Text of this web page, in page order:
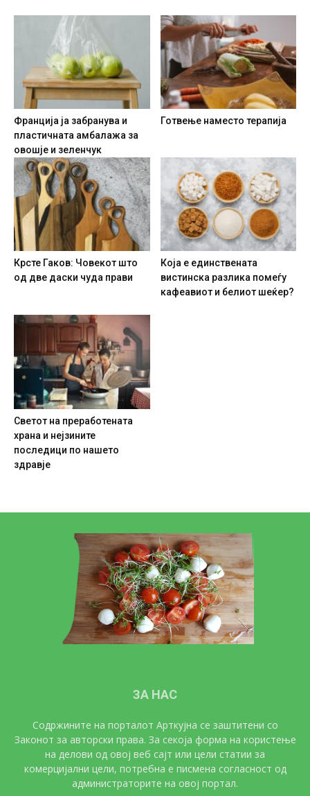
Франција ја забранува и
пластичната амбалажа за
овошје и зеленчук
Готвење наместо терапија
Крсте Гаков: Човекот што
од две даски чуда прави
Која е единствената
вистинска разлика помеѓу
кафеавиот и белиот шеќер?
Светот на преработената
храна и нејзините
последици по нашето
здравје
ЗА НАС
Содржините на порталот Арткујна се заштитени со
Законот за авторски права. За секоја форма на користење
на делови од овој веб сајт или цели статии за
комерцијални цели, потребна е писмена согласност од
администраторите на овој портал.